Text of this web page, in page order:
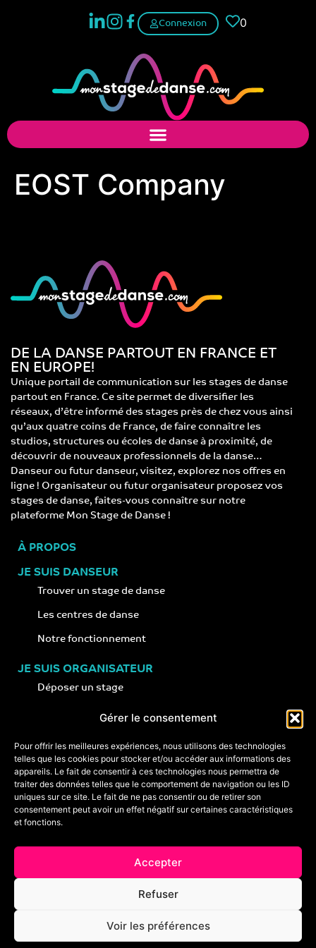
Gérer le consentement
Pour offrir les meilleures expériences, nous utilisons des technologies
telles que les cookies pour stocker et/ou accéder aux informations des
appareils. Le fait de consentir à ces technologies nous permettra de
traiter des données telles que le comportement de navigation ou les ID
uniques sur ce site. Le fait de ne pas consentir ou de retirer son
consentement peut avoir un effet négatif sur certaines caractéristiques
et fonctions.
Accepter
Refuser
Voir les préférences
Connexion 0
EOST Company
DE LA DANSE PARTOUT EN FRANCE ET
EN EUROPE!
Unique portail de communication sur les stages de danse
partout en France. Ce site permet de diversifier les
réseaux, d’être informé des stages près de chez vous ainsi
qu’aux quatre coins de France, de faire connaître les
studios, structures ou écoles de danse à proximité, de
découvrir de nouveaux professionnels de la danse…
Danseur ou futur danseur, visitez, explorez nos offres en
ligne ! Organisateur ou futur organisateur proposez vos
stages de danse, faites-vous connaître sur notre
plateforme Mon Stage de Danse !
À PROPOS
JE SUIS DANSEUR
Trouver un stage de danse
Les centres de danse
Notre fonctionnement
JE SUIS ORGANISATEUR
Déposer un stage
Notre concept
CONTACT
+33 (0)6 74 89 64 59
monstagededanse@gmail.com
Crédits & mentions légales
Politique de cookies